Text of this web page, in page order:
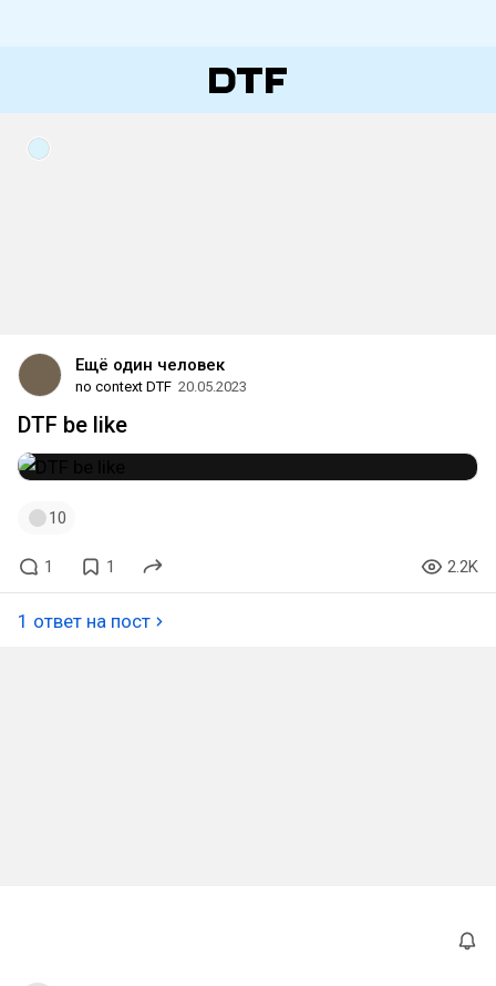
Ещё один человек
no context DTF 20.05.2023
DTF be like
10
1 1 2.2K
1 ответ на пост